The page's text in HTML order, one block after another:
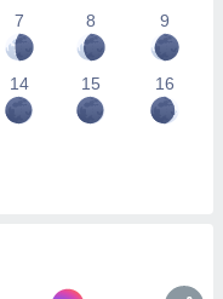
7
8 9
14 15 16